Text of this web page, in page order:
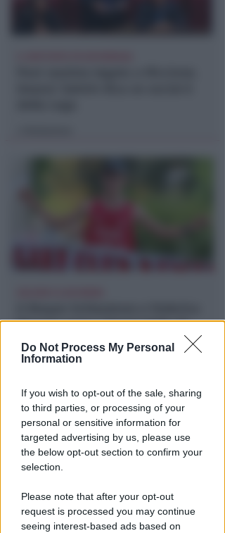
Do Not Process My Personal
Information
If you wish to opt-out of the sale, sharing
to third parties, or processing of your
personal or sensitive information for
targeted advertising by us, please use
the below opt-out section to confirm your
selection.
Please note that after your opt-out
request is processed you may continue
seeing interest-based ads based on
Moroni vanno i favori della 7ª
Guarda Rimini
CALCIO ECCELLENZA